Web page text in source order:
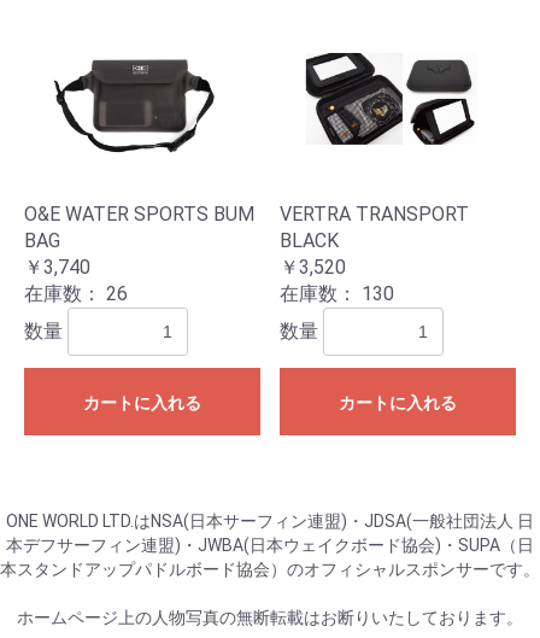
O&E WATER SPORTS BUM
BAG
￥3,740
在庫数： 26
数量
カートに入れる
VERTRA TRANSPORT
BLACK
￥3,520
在庫数： 130
数量
カートに入れる
ONE WORLD LTD.はNSA(日本サーフィン連盟)・JDSA(一般社団法人 日
本デフサーフィン連盟)・JWBA(日本ウェイクボード協会)・SUPA（日
本スタンドアップパドルボード協会）のオフィシャルスポンサーです。
ホームページ上の人物写真の無断転載はお断りいたしております。